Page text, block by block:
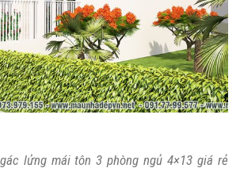
lửng mái tôn 3 phòng ngủ 4×13 giá rẻ